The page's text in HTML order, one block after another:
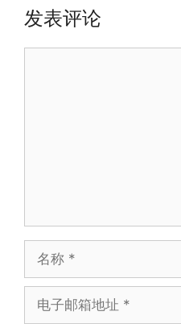
发表评论